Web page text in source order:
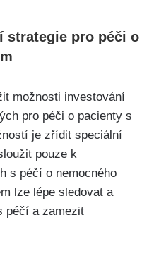
strategie pro péči o
možnosti investování
pro péči o pacienty s
je zřídit speciální
pouze k
s péčí o nemocného
lze lépe sledovat a
péčí a zamezit